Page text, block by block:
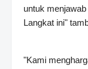
untuk
Langkat ini"
"Kami